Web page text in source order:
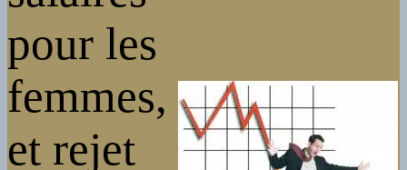
pour les
femmes,
et rejet